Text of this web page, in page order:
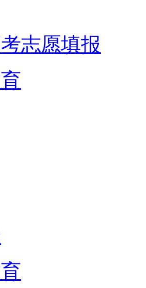
志愿填报